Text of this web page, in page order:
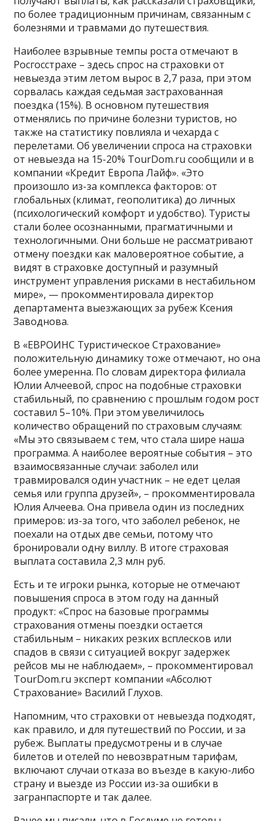
по более традиционным причинам, связанным с
болезнями и травмами до путешествия.
Наиболее взрывные темпы роста отмечают в
Росгосстрахе – здесь спрос на страховки от
невыезда этим летом вырос в 2,7 раза, при этом
сорвалась каждая седьмая застрахованная
поездка (15%). В основном путешествия
отменялись по причине болезни туристов, но
также на статистику повлияла и чехарда с
перелетами. Об увеличении спроса на страховки
от невыезда на 15-20% TourDom.ru сообщили и в
компании «Кредит Европа Лайф». «Это
произошло из-за комплекса факторов: от
глобальных (климат, геополитика) до личных
(психологический комфорт и удобство). Туристы
стали более осознанными, прагматичными и
технологичными. Они больше не рассматривают
отмену поездки как маловероятное событие, а
видят в страховке доступный и разумный
инструмент управления рисками в нестабильном
мире», — прокомментировала директор
департамента выезжающих за рубеж Ксения
Заводнова.
В «ЕВРОИНС Туристическое Страхование»
положительную динамику тоже отмечают, но она
более умеренна. По словам директора филиала
Юлии Алчеевой, спрос на подобные страховки
стабильный, по сравнению с прошлым годом рост
составил 5–10%. При этом увеличилось
количество обращений по страховым случаям:
«Мы это связываем с тем, что стала шире наша
программа. А наиболее вероятные события – это
взаимосвязанные случаи: заболел или
травмировался один участник – не едет целая
семья или группа друзей», – прокомментировала
Юлия Алчеева. Она привела один из последних
примеров: из-за того, что заболел ребенок, не
поехали на отдых две семьи, потому что
бронировали одну виллу. В итоге страховая
выплата составила 2,3 млн руб.
Есть и те игроки рынка, которые не отмечают
повышения спроса в этом году на данный
продукт: «Спрос на базовые программы
страхования отмены поездки остается
стабильным – никаких резких всплесков или
спадов в связи с ситуацией вокруг задержек
рейсов мы не наблюдаем», – прокомментировал
TourDom.ru эксперт компании «Абсолют
Страхование» Василий Глухов.
Напомним, что страховки от невыезда подходят,
как правило, и для путешествий по России, и за
рубеж. Выплаты предусмотрены и в случае
билетов и отелей по невозвратным тарифам,
включают случаи отказа во въезде в какую-либо
страну и выезде из России из-за ошибки в
загранпаспорте и так далее.